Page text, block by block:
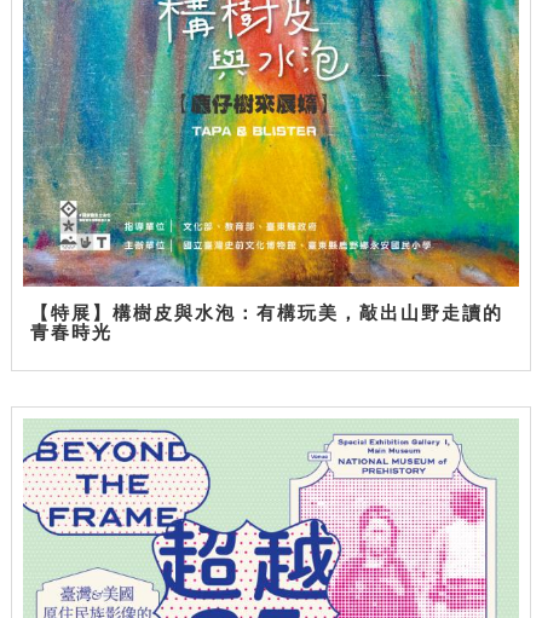
【特展】構樹皮與水泡：有構玩美，敲出山野走讀的
青春時光